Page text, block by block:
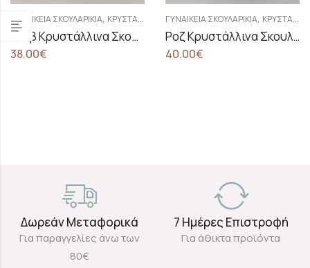
ΓΥΝΑΙΚΕΊΑ ΣΚΟΥΛΑΡΊΚΙΑ, ΚΡΥΣΤΆΛΛΙΝΑ ΣΚΟΥΛΑΡΊΚΙΑ
Μωβ Κρυστάλλινα Σκουλαρίκια
38.00€
ΓΥΝΑΙΚΕΊΑ ΣΚΟΥΛΑΡΊΚΙΑ, ΚΡΥΣΤΆΛΛΙΝΑ ΣΚΟΥΛΑΡΊΚΙΑ
Ροζ Κρυστάλλινα Σκουλαρίκια
40.00€
Δωρεάν Μεταφορικά
Για παραγγελίες άνω των
80€
7 Ημέρες Επιστροφή
Για άθικτα προϊόντα